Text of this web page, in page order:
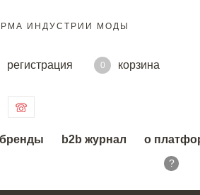
ИНДУСТРИИ МОДЫ
регистрация 0
корзина
бренды b2b журнал о
?